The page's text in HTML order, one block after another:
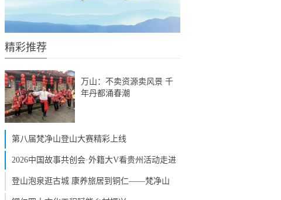
精彩推荐
万山：不卖资源卖风景 千
年丹都涌春潮
第八届梵净山登山大赛精彩上线
2026中国故事共创会·外籍大V看贵州活动走进
登山泡泉逛古城 康养旅居到铜仁——梵净山